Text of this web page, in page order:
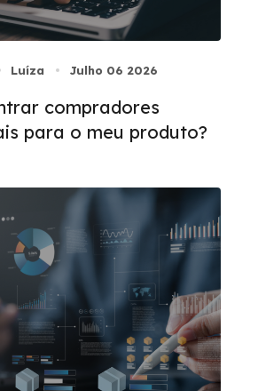
Luíza Julho 06 2026
compradores
para o meu produto?